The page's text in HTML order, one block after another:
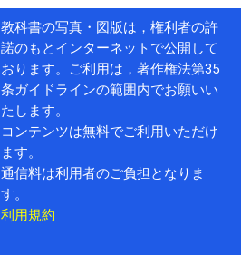
教科書の写真・図版は，権利者の許
諾のもとインターネットで公開して
おります。ご利用は，著作権法第35
条ガイドラインの範囲内でお願いい
たします。
コンテンツは無料でご利用いただけ
ます。
通信料は利用者のご負担となりま
す。
利用規約